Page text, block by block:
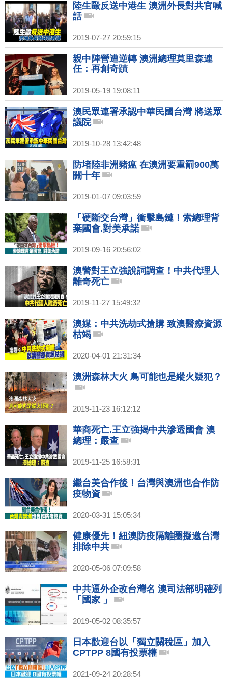
陸生毆反送中港生 澳洲外長對共官喊
話
2019-07-27 20:59:15
親中陣營遭逆轉 澳洲總理莫里森連
任：再創奇蹟
2019-05-19 19:08:11
澳民眾連署承認中華民國台灣 將送眾
議院
2019-10-28 13:42:48
防堵陸非洲豬瘟 在澳洲要重罰900萬
關十年
2019-01-07 09:03:59
「硬斷交台灣」衝擊島鏈！索總理背
棄國會.對美承諾
2019-09-16 20:56:02
澳警對王立強說詞調查！中共代理人
離奇死亡
2019-11-27 15:49:32
澳媒：中共洗劫式搶購 致澳醫療資源
枯竭
2020-04-01 21:31:34
澳洲森林大火 鳥可能也是縱火疑犯？
2019-11-23 16:12:12
華商死亡.王立強揭中共滲透國會 澳
總理：嚴查
2019-11-25 16:58:31
繼台美合作後！台灣與澳洲也合作防
疫物資
2020-03-31 15:05:34
健康優先！紐澳防疫隔離圈擬邀台灣
排除中共
2020-05-06 07:09:58
中共逼外企改台灣名 澳司法部明確列
「國家 」
2019-05-02 08:35:57
日本歡迎台以「獨立關稅區」加入
CPTPP 8國有投票權
2021-09-24 20:28:54